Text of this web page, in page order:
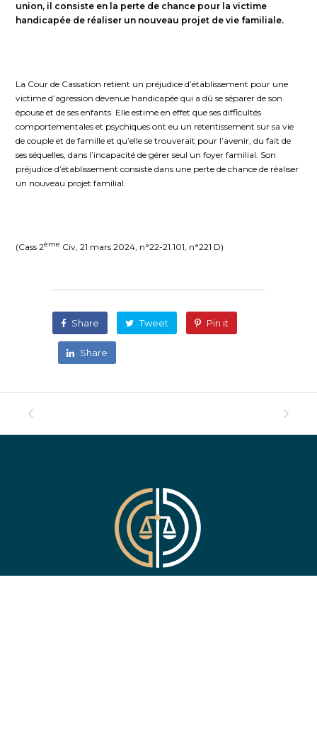
union, il consiste en la perte de chance pour la victime
handicapée de réaliser un nouveau projet de vie familiale.
La Cour de Cassation retient un préjudice d’établissement pour une
victime d’agression devenue handicapée qui a dû se séparer de son
épouse et de ses enfants. Elle estime en effet que ses difficultés
comportementales et psychiques ont eu un retentissement sur sa vie
de couple et de famille et qu’elle se trouverait pour l’avenir, du fait de
ses séquelles, dans l’incapacité de gérer seul un foyer familial. Son
préjudice d’établissement consiste dans une perte de chance de réaliser
un nouveau projet familial.
(Cass 2ème Civ, 21 mars 2024, n°22-21.101, n°221 D)
Share Tweet Pin it
Share